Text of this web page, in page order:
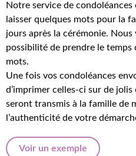
Notre service de
laisser quelques mots pour la
jours après la cérémonie.
possibilité de prendre le
mots.
Une fois vos condoléances
d’imprimer celles-ci sur de
seront transmis à la famille de
l’authenticité de votre
Voir un exemple